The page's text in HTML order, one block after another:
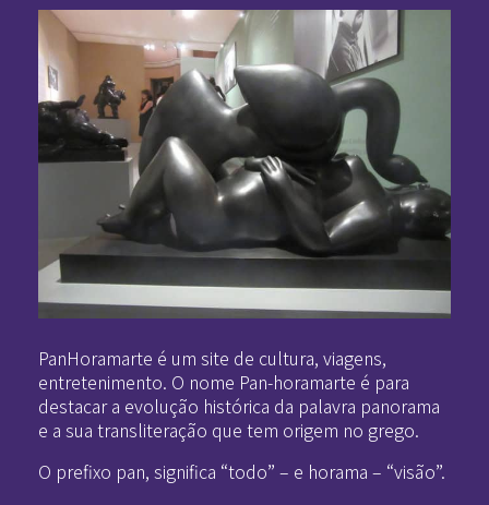
PanHoramarte é um site de cultura, viagens,
entretenimento. O nome Pan-horamarte é para
destacar a evolução histórica da palavra panorama
e a sua transliteração que tem origem no grego.
O prefixo pan, significa “todo” – e horama – “visão”.